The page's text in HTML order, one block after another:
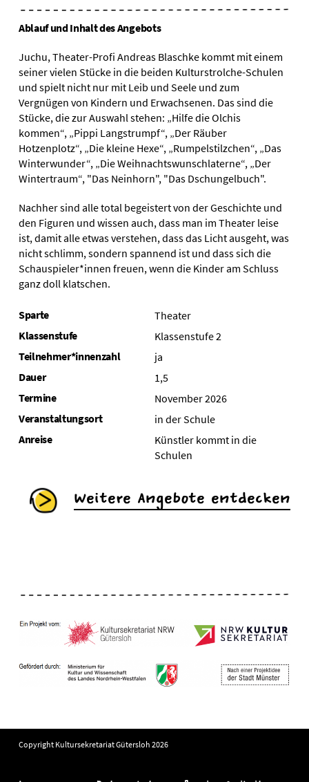
Ablauf und Inhalt des Angebots
Juchu, Theater-Profi Andreas Blaschke kommt mit einem
seiner vielen Stücke in die beiden Kulturstrolche-Schulen
und spielt nicht nur mit Leib und Seele und zum
Vergnügen von Kindern und Erwachsenen. Das sind die
Stücke, die zur Auswahl stehen: „Hilfe die Olchis
kommen“, „Pippi Langstrumpf“, „Der Räuber
Hotzenplotz“, „Die kleine Hexe“, „Rumpelstilzchen“, „Das
Winterwunder“, „Die Weihnachtswunschlaterne“, „Der
Wintertraum“, "Das Neinhorn", "Das Dschungelbuch".
Nachher sind alle total begeistert von der Geschichte und
den Figuren und wissen auch, dass man im Theater leise
ist, damit alle etwas verstehen, dass das Licht ausgeht, was
nicht schlimm, sondern spannend ist und dass sich die
Schauspieler*innen freuen, wenn die Kinder am Schluss
ganz doll klatschen.
Sparte
Theater
Klassenstufe
Klassenstufe 2
Teilnehmer*innenzahl
ja
Dauer
1,5
Termine
November 2026
Veranstaltungsort
in der Schule
Anreise
Künstler kommt in die
Schulen
Weitere Angebote entdecken
Copyright Kultursekretariat Gütersloh 2026